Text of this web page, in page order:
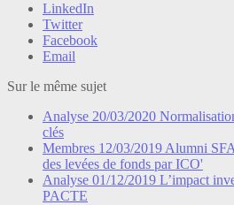
LinkedIn
Twitter
Facebook
Email
Sur le même sujet
Analyse 20/03/2020
clés
Membres 12/03/2019 Alumni
des levées de fonds par ICO'
Analyse 01/12/2019 L’impact
PACTE